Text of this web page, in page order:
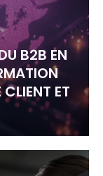
B2B EN
CLIENT ET